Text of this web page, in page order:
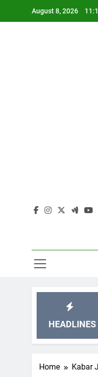
August 8, 2026
HEADLINES
Menyelami Makna
Home Kabar